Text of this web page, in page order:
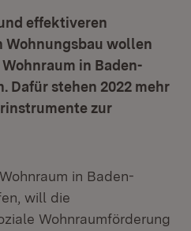
effektiveren
Wohnungsbau wollen
in Baden-
Dafür stehen 2022 mehr
zur
in Baden-
will die
Wohnraumförderung